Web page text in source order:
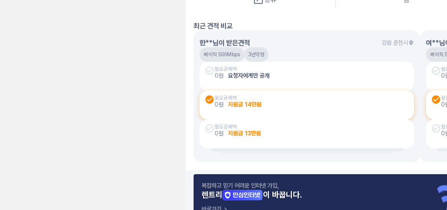
최근 견적 비교
한**님이 받은견적 강원 춘천시
베이직 500Mbps 3년약정
월요금
0원
혜택
요청자에게만 공개
월요금
0원
혜택
지원금 14만원
월요금
0원
혜택
지원금 13만원
여**님
베이직
월
0
월
0
월
0
복잡하고 믿기 어려운 인터넷 가입,
렌트리 이 바꿉니다.